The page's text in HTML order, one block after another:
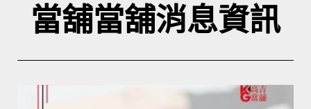
當舖當舖消息資訊